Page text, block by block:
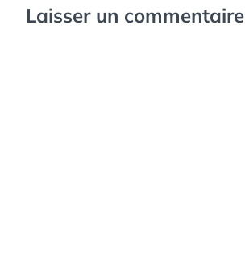
Laisser un commentaire